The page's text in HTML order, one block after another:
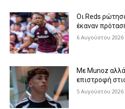
Οι Reds
έκαναν
6 Αυγούστου 2026
Με Munoz
επιστροφή
5 Αυγούστου 2026